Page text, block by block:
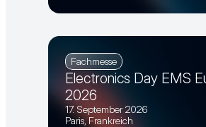
Fachmesse
Electronics Day EMS
2026
17. September 2026
Paris, Frankreich